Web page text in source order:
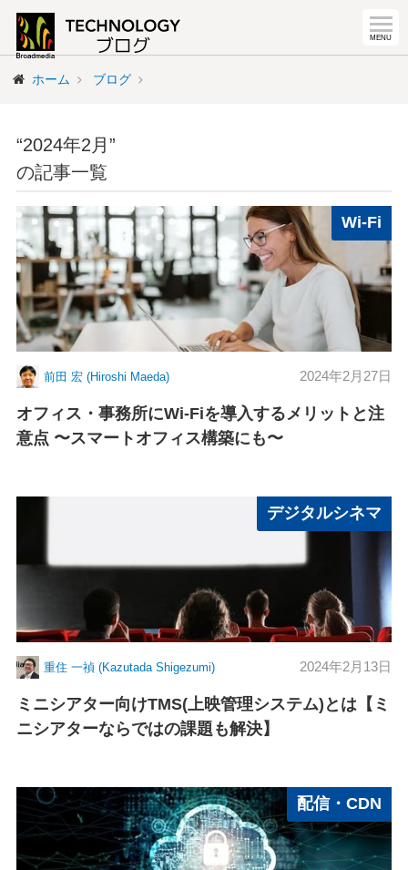
ホーム ブログ
“2024年2月”
の記事一覧
Wi-Fi
前田 宏 (Hiroshi Maeda) 2024年2月27日
オフィス・事務所にWi-Fiを導入するメリットと注
意点 〜スマートオフィス構築にも〜
デジタルシネマ
重住 一禎 (Kazutada Shigezumi) 2024年2月13日
ミニシアター向けTMS(上映管理システム)とは【ミ
ニシアターならではの課題も解決】
配信・CDN